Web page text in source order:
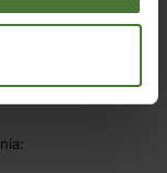
5,6×14